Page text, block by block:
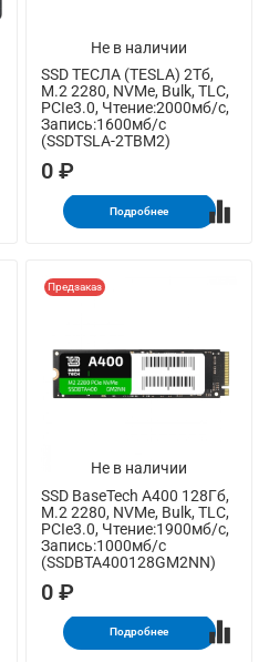
Не в наличии
SSD ТЕСЛА (TESLA) 2Тб,
M.2 2280, NVMe, Bulk, TLC,
PCIe3.0, Чтение:2000мб/с,
Запись:1600мб/с
(SSDTSLA-2TBM2)
0 ₽
Подробнее
Не в наличии
Предзаказ
SSD BaseTech A400 128Гб,
M.2 2280, NVMe, Bulk, TLC,
PCIe3.0, Чтение:1900мб/с,
Запись:1000мб/с
(SSDBTA400128GM2NN)
0 ₽
Подробнее